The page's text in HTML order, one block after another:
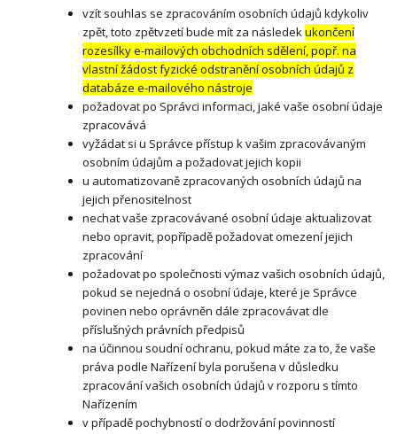
vzít souhlas se zpracováním osobních údajů kdykoliv
zpět, toto zpětvzetí bude mít za následekukončení
rozesílky e-mailových obchodních sdělení, popř. na
vlastní žádost fyzické odstranění osobních údajů z
databáze e-mailového nástroje
požadovat po Správci informaci, jaké vaše osobní údaje
zpracovává
vyžádat si u Správce přístup k vašim zpracovávaným
osobním údajům a požadovat jejich kopii
u automatizovaně zpracovaných osobních údajů na
jejich přenositelnost
nechat vaše zpracovávané osobní údaje aktualizovat
nebo opravit, popřípadě požadovat omezení jejich
zpracování
požadovat po společnosti výmaz vašich osobních údajů,
pokud se nejedná o osobní údaje, které je Správce
povinen nebo oprávněn dále zpracovávat dle
příslušných právních předpisů
na účinnou soudní ochranu, pokud máte za to, že vaše
práva podle Nařízení byla porušena v důsledku
zpracování vašich osobních údajů v rozporu s tímto
Nařízením
v případě pochybností o dodržování povinností